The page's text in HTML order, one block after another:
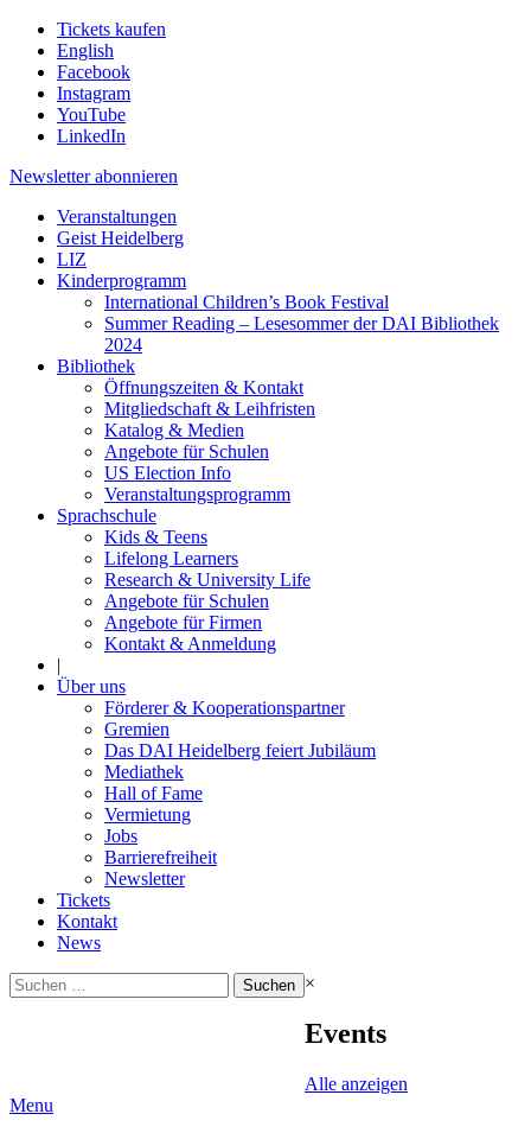
Tickets kaufen
English
Facebook
Instagram
YouTube
LinkedIn
Newsletter abonnieren
Veranstaltungen
Geist Heidelberg
LIZ
Kinderprogramm
International Children’s Book Festival
Summer Reading – Lesesommer der DAI Bibliothek
2024
Bibliothek
Öffnungszeiten & Kontakt
Mitgliedschaft & Leihfristen
Katalog & Medien
Angebote für Schulen
US Election Info
Veranstaltungsprogramm
Sprachschule
Kids & Teens
Lifelong Learners
Research & University Life
Angebote für Schulen
Angebote für Firmen
Kontakt & Anmeldung
|
Über uns
Förderer & Kooperationspartner
Gremien
Das DAI Heidelberg feiert Jubiläum
Mediathek
Hall of Fame
Vermietung
Jobs
Barrierefreiheit
Newsletter
Tickets
Kontakt
News
Suchen
nach:
×
Events
Alle anzeigen
Menu